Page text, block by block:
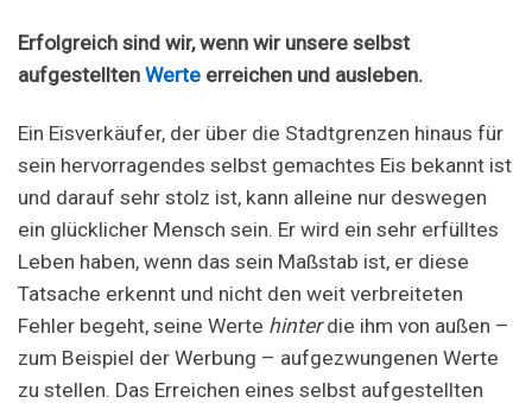
Erfolgreich sind wir, wenn wir unsere selbst
aufgestellten Werte erreichen und ausleben.
Ein Eisverkäufer, der über die Stadtgrenzen hinaus für
sein hervorragendes selbst gemachtes Eis bekannt ist
und darauf sehr stolz ist, kann alleine nur deswegen
ein glücklicher Mensch sein. Er wird ein sehr erfülltes
Leben haben, wenn das sein Maßstab ist, er diese
Tatsache erkennt und nicht den weit verbreiteten
Fehler begeht, seine Werte hinterdie ihm von außen –
zum Beispiel der Werbung – aufgezwungenen Werte
zu stellen. Das Erreichen eines selbst aufgestellten